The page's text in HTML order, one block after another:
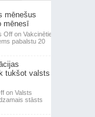
mēnešus
mēnesī
Offon Vakcinētie
pabalstu 20
tukšot valsts
on Valsts
stāsts